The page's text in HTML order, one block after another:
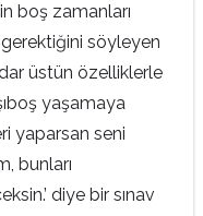
boş zamanları
söyleyen
üstün özelliklerle
yaşamaya
yaparsan seni
bunları
diye bir sınav